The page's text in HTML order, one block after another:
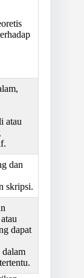
atau
dan
skripsi.
dapat
dalam